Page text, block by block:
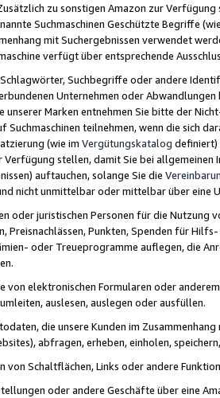
zu sonstigen Amazon zur
Suchmaschinen Geschützte Begriffe
mit Suchergebnissen verwendet
verfügt über entsprechende
Suchbegriffe oder andere
Unternehmen oder
unserer Marken entnehmen Sie bitte der
Suchmaschinen teilnehmen, wenn die sich
(wie im Vergütungskatalog definiert)
Verfügung stellen, damit Sie bei
auftauchen, solange Sie die
nicht unmittelbar oder mittelbar über eine
oder juristischen Personen für die Nutzung
Preisnachlässen, Punkten, Spenden für
oder Treueprogramme auflegen, die
von elektronischen Formularen oder
auslesen, auslegen oder ausfüllen.
die unsere Kunden im
abfragen, erheben, einholen,
von Schaltflächen, Links oder andere
oder andere Geschäfte über eine